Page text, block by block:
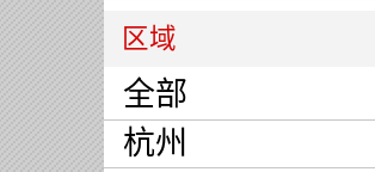
区域
全部
杭州